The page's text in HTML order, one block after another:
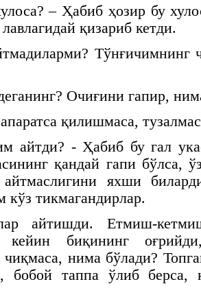
– Ҳабиб ҳозир бу
қизариб кетди.
Тўнғичимнинг
Очиғини гапир,
қилишмаса,
айтди? - Ҳабиб бу гал
қандай гапи бўлса,
яхши
кўз тикмагандирлар.
айтишди. Етмиш-
кейин биқининг
нима бўлади?
бобой таппа ўлиб